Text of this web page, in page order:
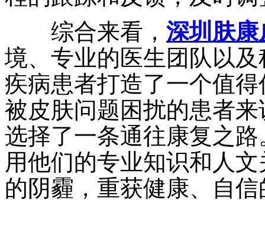
综合来看， 深圳肤
境、专业的医生团队以
疾病患者打造了一个值
被皮肤问题困扰的患者
选择了一条通往康复之
用他们的专业知识和人
的阴霾，重获健康、自